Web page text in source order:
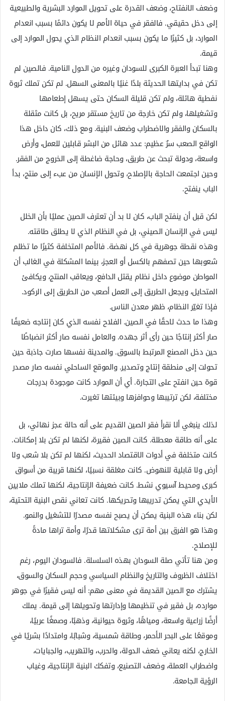
وضعف الانفتاح، وضعف القدرة على تحويل الموارد البشرية والطبيعية
إلى دخل حقيقي. فالفقر في حياة الأمم لا يكون دائمًا بسبب انعدام
الموارد، بل كثيرًا ما يكون بسبب انعدام النظام الذي يحول الموارد إلى
قيمة.
وهنا تبدأ العبرة الكبرى للسودان وغيره من الدول النامية. فالصين لم
تكن في بدايتها الحديثة بلدًا غنيًا بالمعنى السهل. لم تكن تملك ثروة
نفطية هائلة، ولم تكن قليلة السكان حتى يسهل إطعامها
وتشغيلها، ولم تكن خارجة من تاريخ مستقر مريح، بل كانت مثقلة
بالسكان والفقر والاضطراب وضعف البنية. ومع ذلك، كان داخل هذا
الواقع الصعب سرٌ عظيم: عدد هائل من البشر قابلين للعمل، وأرض
واسعة، ودولة تبحث عن طريق، وحاجة ضاغطة إلى الخروج من الفقر.
وحين اجتمعت الحاجة بالإصلاح، وتحول الإنسان من عبء إلى منتج، بدأ
الباب ينفتح.
لكن قبل أن ينفتح الباب، كان لا بد أن تعترف الصين عمليًا بأن الخلل
ليس في الإنسان الصيني، بل في النظام الذي لا يطلق طاقته.
وهذه نقطة جوهرية في كل نهضة. فالأمم المتخلفة كثيرًا ما تظلم
شعوبها حين تصفهم بالكسل أو العجز، بينما المشكلة في الغالب أن
المواطن موضوع داخل نظام يقتل الدافع، ويعاقب المنتج، ويكافئ
المتحايل، ويجعل الطريق إلى العمل أصعب من الطريق إلى الركود.
فإذا تغيّر النظام، ظهر معدن الناس.
وهذا ما حدث لاحقًا في الصين. الفلاح نفسه الذي كان إنتاجه ضعيفًا
صار أكثر إنتاجًا حين رأى أثر جهده. والعامل نفسه صار أكثر انضباطًا
حين دخل المصنع المرتبط بالسوق. والمدينة نفسها صارت جاذبة حين
تحولت إلى منطقة إنتاج وتصدير. والموقع الساحلي نفسه صار مصدر
قوة حين انفتح على التجارة. أي أن الموارد كانت موجودة بدرجات
مختلفة، لكن ترتيبها وحوافزها وبيئتها تغيرت.
لذلك ينبغي ألا نقرأ فقر الصين القديم على أنه حالة عجز نهائي، بل
على أنه طاقة معطلة. كانت الصين فقيرة، لكنها لم تكن بلا إمكانات.
كانت متخلفة في أدوات الاقتصاد الحديث، لكنها لم تكن بلا شعب ولا
أرض ولا قابلية للنهوض. كانت مغلقة نسبيًا، لكنها قريبة من أسواق
كبرى ومحيط آسيوي نشط. كانت ضعيفة الإنتاجية، لكنها تملك ملايين
الأيدي التي يمكن تدريبها وتحريكها. كانت تعاني نقص البنية التحتية،
لكن بناء هذه البنية يمكن أن يصبح نفسه مصدرًا للتشغيل والنمو.
وهذا هو الفرق بين أمة ترى مشكلاتها قدرًا، وأمة تراها مادةً
للإصلاح.
ومن هنا تأتي صلة السودان بهذه السلسلة. فالسودان اليوم، رغم
اختلاف الظروف والتاريخ والنظام السياسي وحجم السكان والسوق،
يشترك مع الصين القديمة في معنى مهم: أنه ليس فقيرًا في جوهر
موارده، بل فقير في تنظيمها وإدارتها وتحويلها إلى قيمة. يملك
أرضًا زراعية واسعة، ومياهًا، وثروة حيوانية، وذهبًا، وصمغًا عربيًا،
وموقعًا على البحر الأحمر، وطاقة شمسية، وشبابًا، وامتدادًا بشريًا في
الخارج، لكنه يعاني ضعف الدولة، والحرب، والتهريب، والجبايات،
واضطراب العملة، وضعف التصنيع، وتفكك البنية الإنتاجية، وغياب
الرؤية الجامعة.